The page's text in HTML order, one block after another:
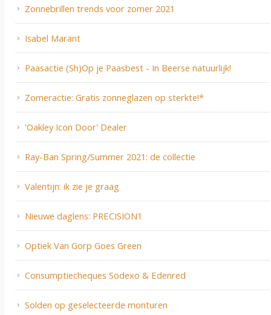
Zonnebrillen trends voor zomer 2021
Isabel Marant
Paasactie (Sh)Op je Paasbest - In Beerse natuurlijk!
Zomeractie: Gratis zonneglazen op sterkte!*
'Oakley Icon Door' Dealer
Ray-Ban Spring/Summer 2021: de collectie
Valentijn: ik zie je graag
Nieuwe daglens: PRECISION1
Optiek Van Gorp Goes Green
Consumptiecheques Sodexo & Edenred
Solden op geselecteerde monturen